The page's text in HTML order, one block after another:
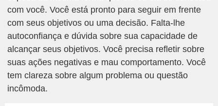
com você. Você está pronto para seguir em frente
com seus objetivos ou uma decisão. Falta-lhe
autoconfiança e dúvida sobre sua capacidade de
alcançar seus objetivos. Você precisa refletir sobre
suas ações negativas e mau comportamento. Você
tem clareza sobre algum problema ou questão
incômoda.